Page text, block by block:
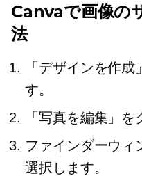
Canvaで画像の
法
「デザインを作
す。
「写真を編集」を
ファインダーウィ
選択します。